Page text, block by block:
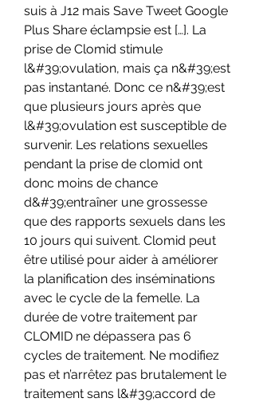
suis à J12 mais Save Tweet Google
Plus Share éclampsie est […]. La
prise de Clomid stimule
l&#39;ovulation, mais ça n&#39;est
pas instantané. Donc ce n&#39;est
que plusieurs jours après que
l&#39;ovulation est susceptible de
survenir. Les relations sexuelles
pendant la prise de clomid ont
donc moins de chance
d&#39;entraîner une grossesse
que des rapports sexuels dans les
10 jours qui suivent. Clomid peut
être utilisé pour aider à améliorer
la planification des inséminations
avec le cycle de la femelle. La
durée de votre traitement par
CLOMID ne dépassera pas 6
cycles de traitement. Ne modifiez
pas et n’arrêtez pas brutalement le
traitement sans l&#39;accord de